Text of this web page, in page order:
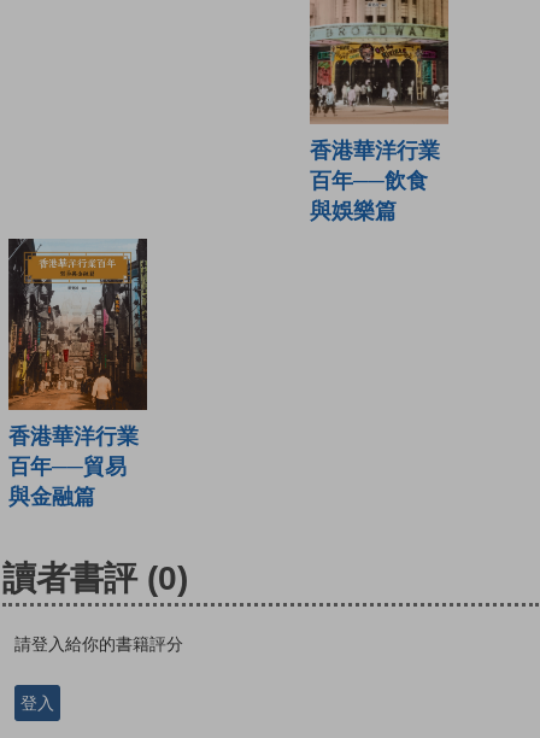
香港華洋行業
百年──飲食
與娛樂篇
香港華洋行業
百年──貿易
與金融篇
讀者書評 (0)
請登入給你的書籍評分
登入